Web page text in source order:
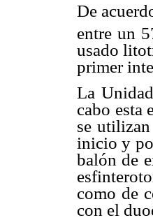
De
entre un
usado
primer
La
cabo esta
se
inicio y
balón de
como de
con el